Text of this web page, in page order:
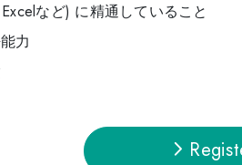
など) に精通していること
力